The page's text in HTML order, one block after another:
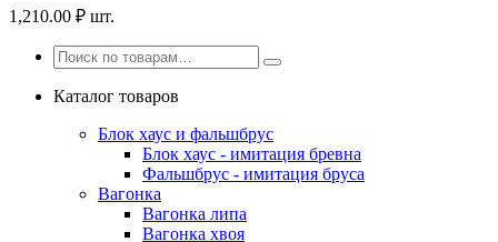
1,210.00 ₽ шт.
Каталог товаров
Блок хаус и фальшбрус
Блок хаус - имитация бревна
Фальшбрус - имитация бруса
Вагонка
Вагонка липа
Вагонка хвоя